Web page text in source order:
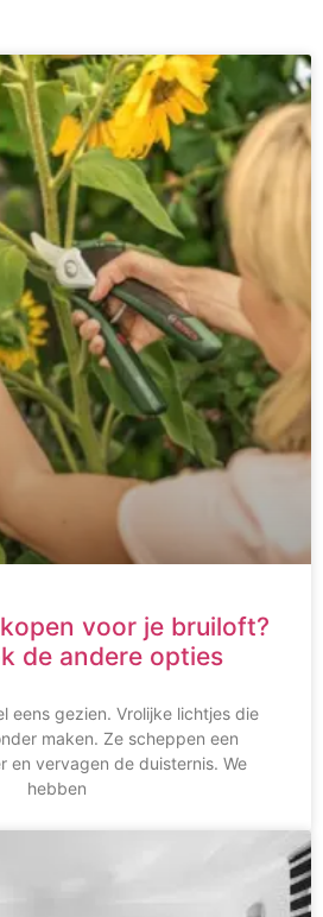
voor je bruiloft?
de andere opties
eens gezien. Vrolijke lichtjes die
maken. Ze scheppen een
en vervagen de duisternis. We
hebben